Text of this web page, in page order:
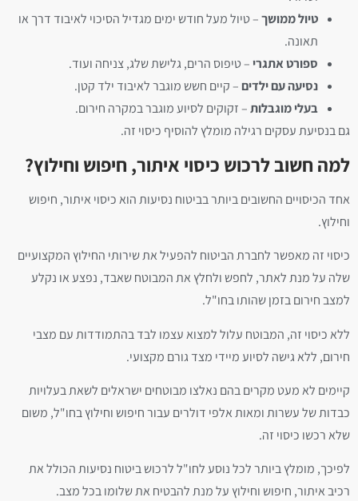
טיול ממושך– טיול מעל חודש ימים מגדיל הסיכוי לאיבוד דרך או
תאונה.
ספורט אתגרי– טיפוס הרים, גלישת שלג, צניחה ועוד.
נסיעה עם ילדים– קיים חשש מוגבר לאיבוד ילד קטן.
בעלי מוגבלות– זקוקים לסיוע מוגבר במקרה חירום.
גם בנסיעת עסקים רגילה מומלץ להוסיף כיסוי זה.
למה חשוב לרכוש כיסוי איתור, חיפוש וחילוץ?
אחד הכיסויים החשובים ביותר בביטוח נסיעות הוא כיסוי איתור, חיפוש
וחילוץ.
כיסוי זה מאפשר לחברת הביטוח להפעיל את שירותי החילוץ המקצועיים
שלה על מנת לאתר, לחפש ולחלץ את המבוטח שאבד, נפצע או נקלע
למצב חירום בזמן שהותו בחו"ל.
ללא כיסוי זה, המבוטח עלול למצוא עצמו לבד בהתמודדות עם מצבי
חירום, ללא גישה לסיוע מיידי מצד גורם מקצועי.
קיימים לא מעט מקרים בהם נאלצו מבוטחים ישראלים לשאת בעלויות
כבדות של עשרות ומאות אלפי דולרים עבור חיפוש וחילוץ בחו"ל, משום
שלא רכשו כיסוי זה.
לפיכך, מומלץ ביותר לכל נוסע לחו"ל לרכוש ביטוח נסיעות הכולל את
רכיב איתור, חיפוש וחילוץ על מנת להבטיח את שלומו בכל מצב.